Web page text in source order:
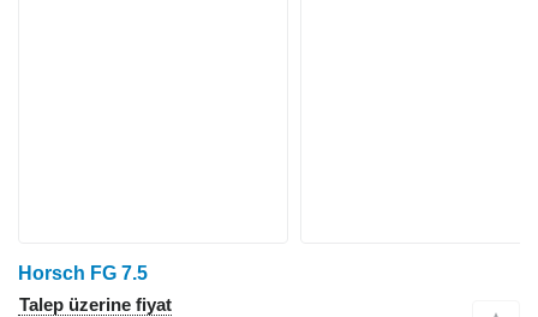
Horsch FG 7.5
Talep üzerine fiyat